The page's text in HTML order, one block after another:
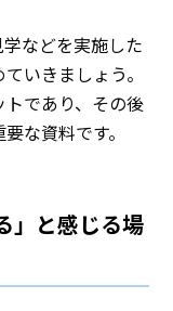
などを実施した
いきましょう。
であり、その後
な資料です。
」と感じる場